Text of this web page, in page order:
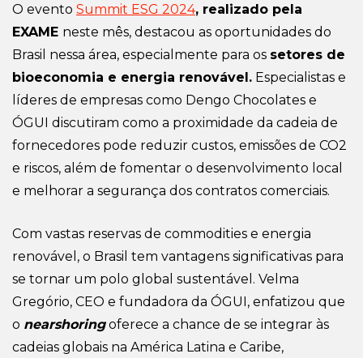
O evento Summit ESG 2024, realizado pela
EXAME neste mês, destacou as oportunidades do
Brasil nessa área, especialmente para os setores de
bioeconomia e energia renovável. Especialistas e
líderes de empresas como Dengo Chocolates e
ÓGUI discutiram como a proximidade da cadeia de
fornecedores pode reduzir custos, emissões de CO2
e riscos, além de fomentar o desenvolvimento local
e melhorar a segurança dos contratos comerciais.
Com vastas reservas de commodities e energia
renovável, o Brasil tem vantagens significativas para
se tornar um polo global sustentável. Velma
Gregório, CEO e fundadora da ÓGUI, enfatizou que
o nearshoringoferece a chance de se integrar às
cadeias globais na América Latina e Caribe,